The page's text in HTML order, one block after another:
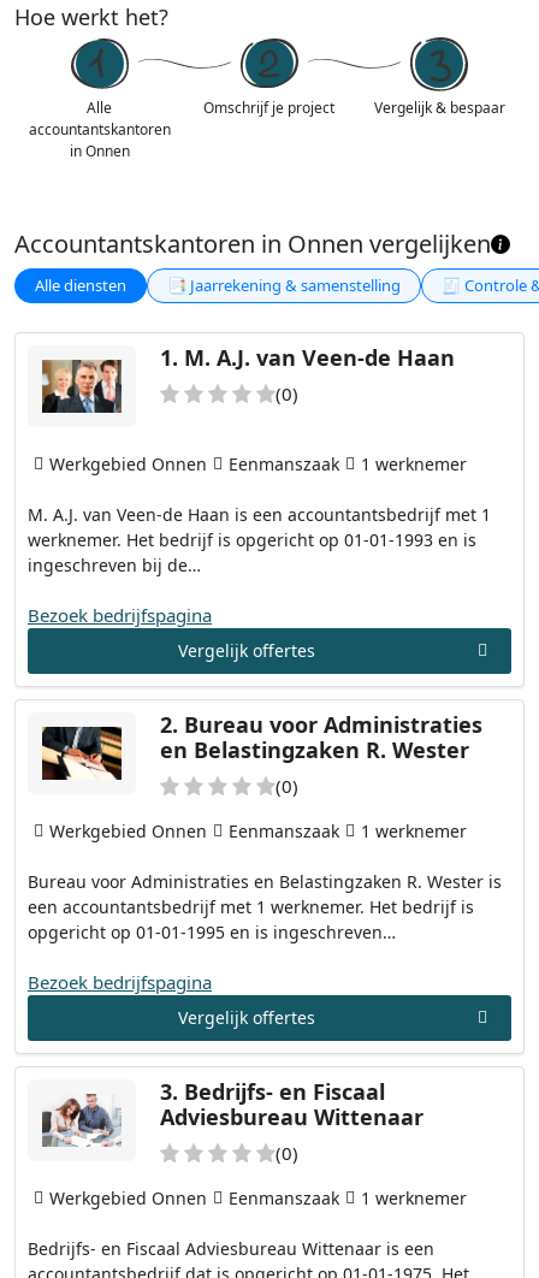
Hoe werkt het?
Alle
accountantskantoren
in Onnen
Omschrijf je project Vergelijk & bespaar
Accountantskantoren in Onnen vergelijken
Alle diensten 📑 Jaarrekening & samenstelling 🧾 Controle
1. M. A.J. van Veen-de Haan
(0)
M. A.J. van Veen-de Haan is een accountantsbedrijf met 1
werknemer. Het bedrijf is opgericht op 01-01-1993 en is
ingeschreven bij de…
Werkgebied Onnen Eenmanszaak 1 werknemer
Bezoek bedrijfspagina
Vergelijk offertes
2. Bureau voor Administraties
en Belastingzaken R. Wester
(0)
Bureau voor Administraties en Belastingzaken R. Wester is
een accountantsbedrijf met 1 werknemer. Het bedrijf is
opgericht op 01-01-1995 en is ingeschreven…
Werkgebied Onnen Eenmanszaak 1 werknemer
Bezoek bedrijfspagina
Vergelijk offertes
3. Bedrijfs- en Fiscaal
Adviesbureau Wittenaar
(0)
Bedrijfs- en Fiscaal Adviesbureau Wittenaar is een
Werkgebied Onnen Eenmanszaak 1 werknemer